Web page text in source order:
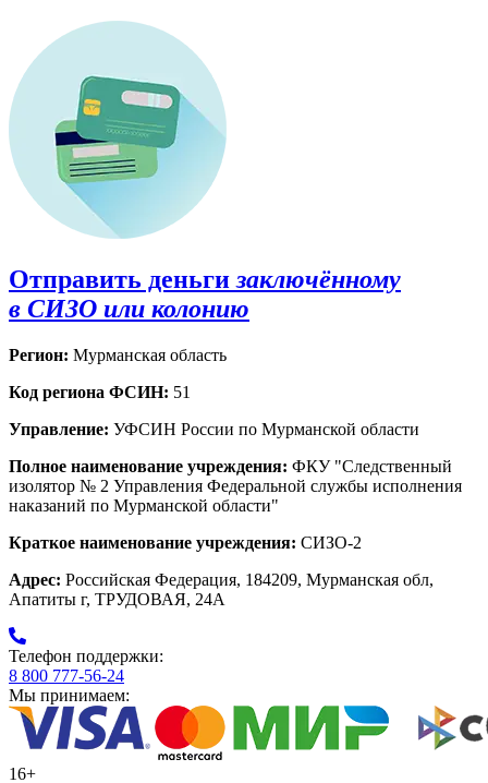
Отправить деньги заключённому
в СИЗО или колонию
Регион: Мурманская область
Код региона ФСИН: 51
Управление: УФСИН России по Мурманской области
Полное наименование учреждения: ФКУ "Следственный
изолятор № 2 Управления Федеральной службы исполнения
наказаний по Мурманской области"
Краткое наименование учреждения: СИЗО-2
Адрес: Российская Федерация, 184209, Мурманская обл,
Апатиты г, ТРУДОВАЯ, 24А
Телефон поддержки:
8 800 777-56-24
Мы принимаем:
16+